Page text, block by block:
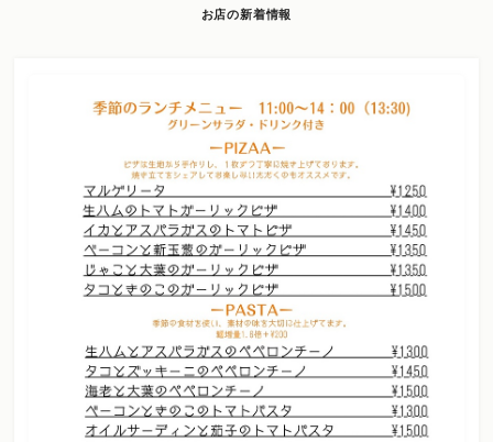
お店の新着情報